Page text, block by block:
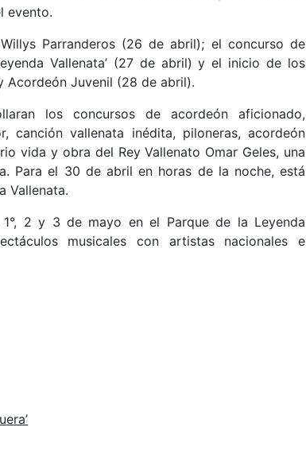
evento.
Parranderos (26 de abril); el concurso de
Vallenata’ (27 de abril) y el inicio de los
Acordeón Juvenil (28 de abril).
los concursos de acordeón aficionado,
canción vallenata inédita, piloneras, acordeón
vida y obra del Rey Vallenato Omar Geles, una
Para el 30 de abril en horas de la noche, está
Vallenata.
2 y 3 de mayo en el Parque de la Leyenda
musicales con artistas nacionales e